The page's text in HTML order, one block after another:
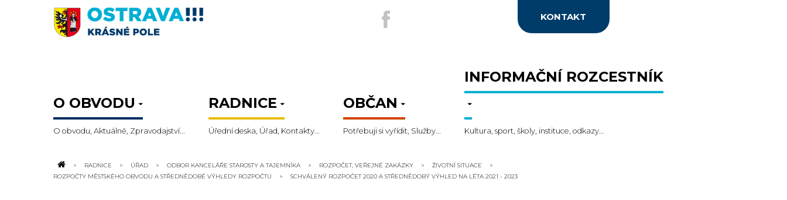
KONTAKT
O OBVODU
O obvodu, Aktuálně, Zpravodajství...
RADNICE
Úřední deska, Úřad, Kontakty...
OBČAN
Potřebuji si vyřídit, Služby...
INFORMAČNÍ ROZCESTNÍK
Kultura, sport, školy, instituce, odkazy...
RADNICE ÚŘAD ODBOR KANCELÁŘE STAROSTY A TAJEMNÍKA ROZPOČET, VEŘEJNÉ ZAKÁZKY
ŽIVOTNÍ SITUACE
ROZPOČTY MĚSTSKÉHO OBVODU A STŘEDNĚDOBÉ VÝHLEDY ROZPOČTU
SCHVÁLENÝ ROZPOČET 2020 A STŘEDNĚDOBÝ VÝHLED NA LÉTA 2021 - 2023